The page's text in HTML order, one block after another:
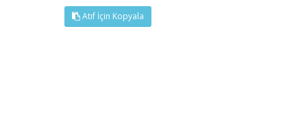
Atıf İçin Kopyala